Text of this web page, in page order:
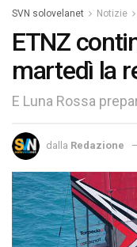
SVN solovelanet Notizie
ETNZ
martedì la
E Luna Rossa
dalla Redazione